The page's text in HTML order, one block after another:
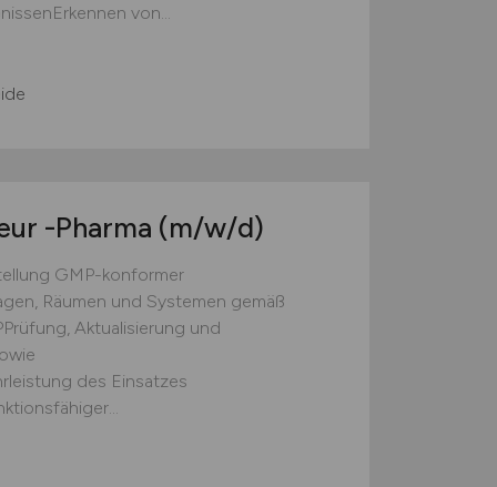
von...
-Pharma (m/w/d)
GMP-konformer
Räumen und Systemen gemäß
Aktualisierung und
des Einsatzes